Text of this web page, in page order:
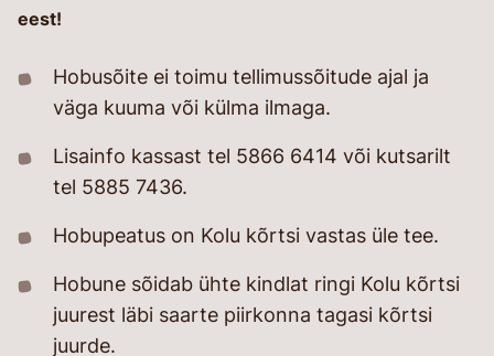
eest!
Hobusõite ei toimu tellimussõitude ajal ja
väga kuuma või külma ilmaga.
Lisainfo kassast tel 5866 6414 või kutsarilt
tel 5885 7436.
Hobupeatus on Kolu kõrtsi vastas üle tee.
Hobune sõidab ühte kindlat ringi Kolu kõrtsi
juurest läbi saarte piirkonna tagasi kõrtsi
juurde.